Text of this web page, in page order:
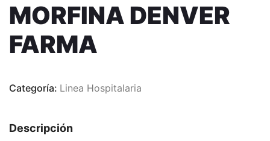
MORFINA DENVER
FARMA
Categoría: Linea Hospitalaria
Descripción